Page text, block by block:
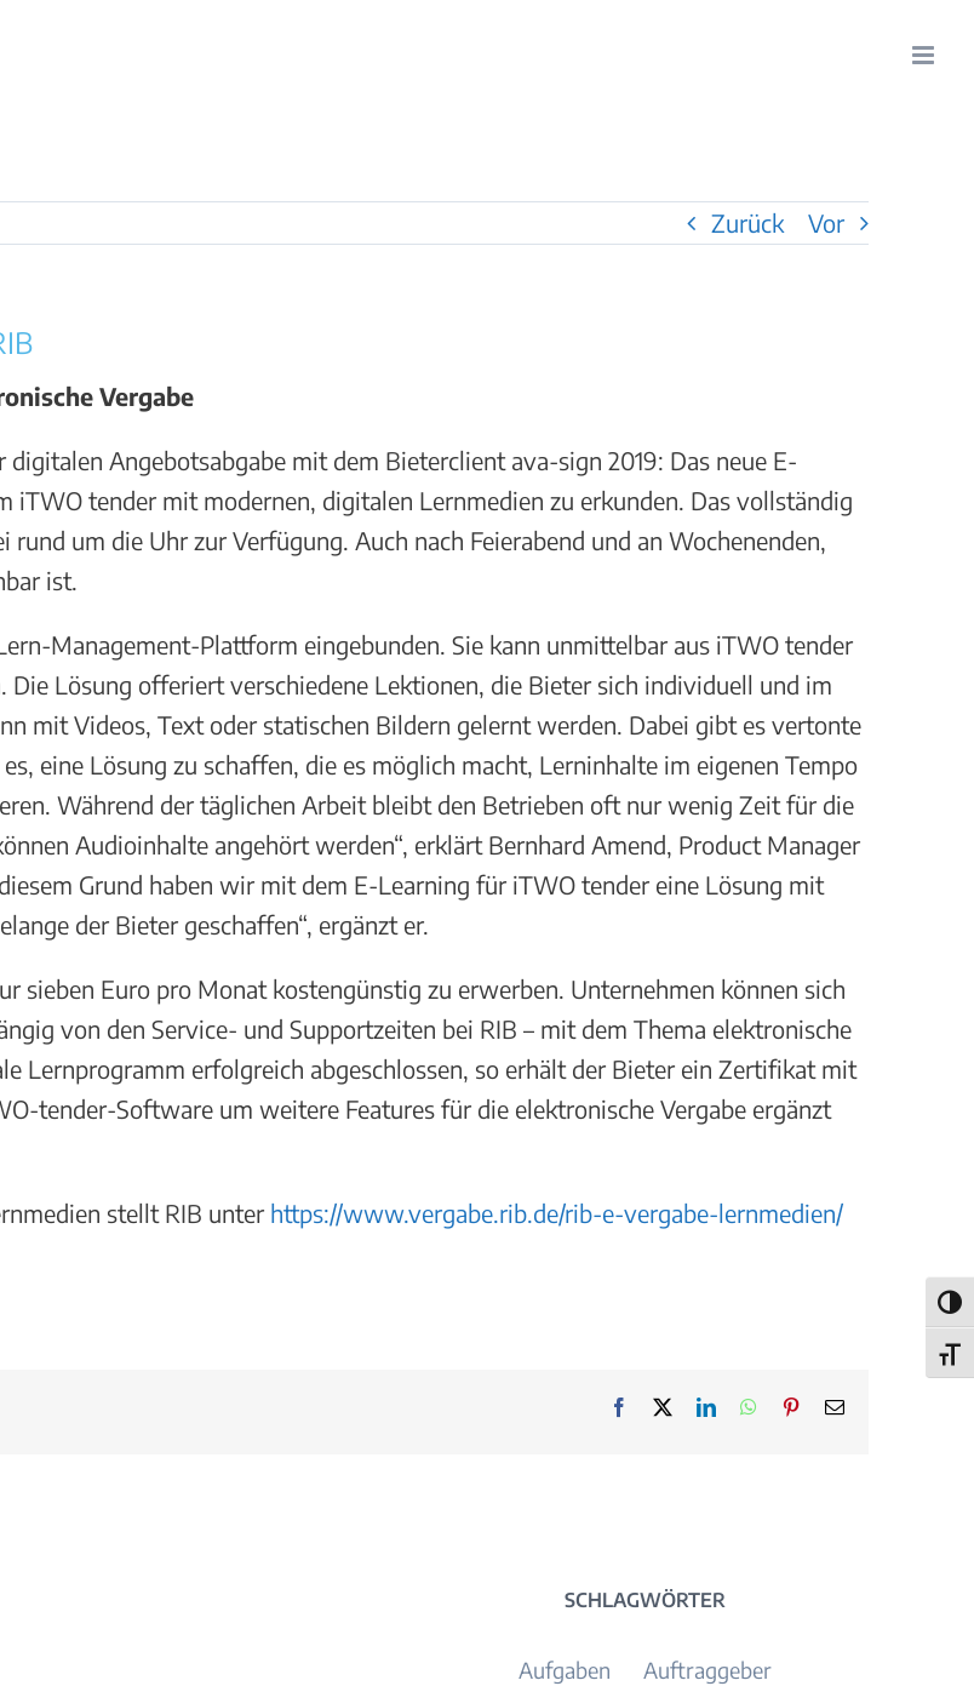
Zurück Vor
Vergabe
Angebotsabgabe mit dem Bieterclient ava-sign 2019: Das neue E-
tender mit modernen, digitalen Lernmedien zu erkunden. Das vollständig
um die Uhr zur Verfügung. Auch nach Feierabend und an Wochenenden,
ist.
Management-Plattform eingebunden. Sie kann unmittelbar aus iTWO tender
Lösung offeriert verschiedene Lektionen, die Bieter sich individuell und im
mit Videos, Text oder statischen Bildern gelernt werden. Dabei gibt es vertonte
eine Lösung zu schaffen, die es möglich macht, Lerninhalte im eigenen Tempo
Während der täglichen Arbeit bleibt den Betrieben oft nur wenig Zeit für die
Audioinhalte angehört werden“, erklärt Bernhard Amend, Product Manager
Grund haben wir mit dem E-Learning für iTWO tender eine Lösung mit
der Bieter geschaffen“, ergänzt er.
sieben Euro pro Monat kostengünstig zu erwerben. Unternehmen können sich
von den Service- und Supportzeiten bei RIB – mit dem Thema elektronische
Lernprogramm erfolgreich abgeschlossen, so erhält der Bieter ein Zertifikat mit
tender-Software um weitere Features für die elektronische Vergabe ergänzt
stellt RIB unter https://www.vergabe.rib.de/rib-e-vergabe-lernmedien/
Facebook LinkedInWhatsApp
Pinterest
E-
SCHLAGWÖRTER
Aufgaben
Auftraggeber